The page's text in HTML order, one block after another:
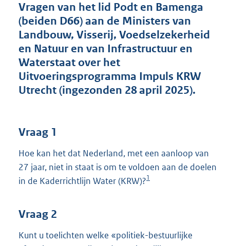
d
s
g
r
b
Vragen van het lid Podt en Bamenga
(beiden D66) aan de Ministers van
Landbouw, Visserij, Voedselzekerheid
en Natuur en van Infrastructuur en
Waterstaat over het
Uitvoeringsprogramma Impuls KRW
Utrecht (ingezonden 28 april 2025).
Vraag 1
Hoe kan het dat Nederland, met een aanloop van
27 jaar, niet in staat is om te voldoen aan de doelen
in de Kaderrichtlijn Water (KRW)?1
Vraag 2
Kunt u toelichten welke «politiek-bestuurlijke